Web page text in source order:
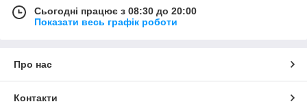
Сьогодні працює з 08:30 до 20:00
Показати весь графік роботи
Про нас
Контакти